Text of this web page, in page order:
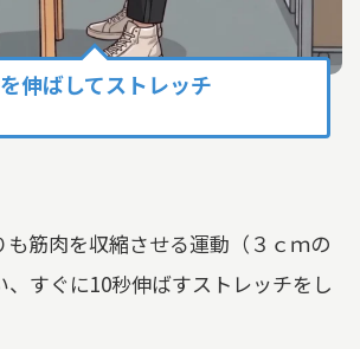
伸ばしてストレッチ
筋肉を収縮させる運動（３ｃｍの
、すぐに10秒伸ばすストレッチをし